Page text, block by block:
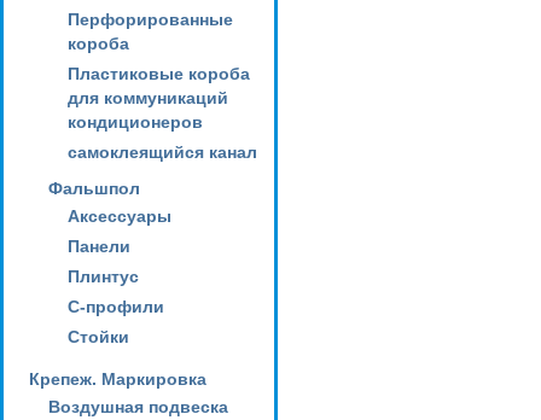
Перфорированные
короба
Пластиковые короба
для коммуникаций
кондиционеров
самоклеящийся канал
Фальшпол
Аксессуары
Панели
Плинтус
С-профили
Стойки
Крепеж. Маркировка
Воздушная подвеска